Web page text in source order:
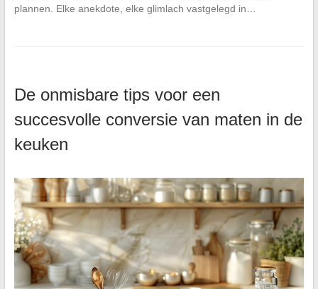
plannen. Elke anekdote, elke glimlach vastgelegd in…
De onmisbare tips voor een
succesvolle conversie van maten in de
keuken